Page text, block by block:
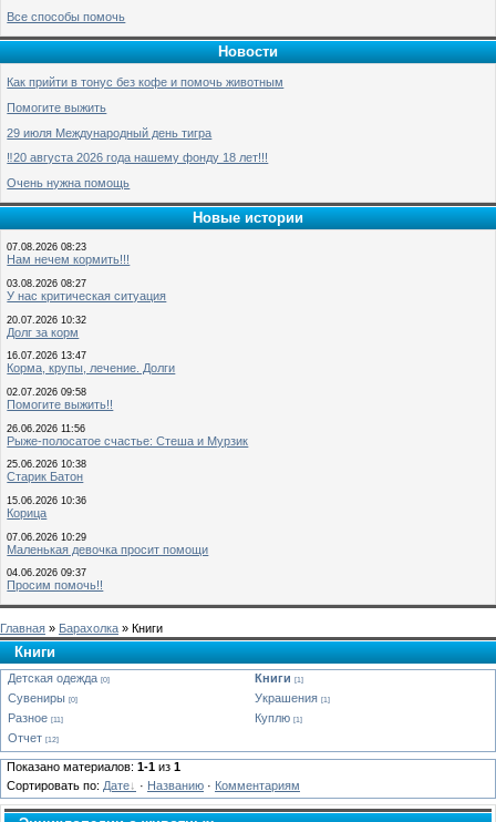
Все способы помочь
Новости
Как прийти в тонус без кофе и помочь животным
Помогите выжить
29 июля Международный день тигра
‼️20 августа 2026 года нашему фонду 18 лет!!!
Очень нужна помощь
Новые истории
07.08.2026 08:23
Нам нечем кормить!!!
03.08.2026 08:27
У нас критическая ситуация
20.07.2026 10:32
Долг за корм
16.07.2026 13:47
Корма, крупы, лечение. Долги
02.07.2026 09:58
Помогите выжить!!
26.06.2026 11:56
Рыже-полосатое счастье: Стеша и Мурзик
25.06.2026 10:38
Старик Батон
15.06.2026 10:36
Корица
07.06.2026 10:29
Маленькая девочка просит помощи
04.06.2026 09:37
Просим помочь!!
Главная » Барахолка » Книги
Книги
Детская одежда [0] Книги [1]
Сувениры [0] Украшения [1]
Разное [11] Куплю [1]
Отчет [12]
Показано материалов: 1-1 из 1
Сортировать по: Дате · Названию · Комментариям